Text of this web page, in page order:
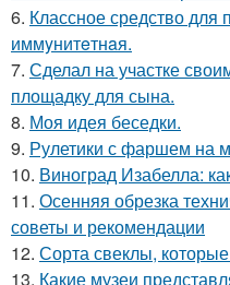
6. Классное средство
иммyнитeтнaя.
7. Сделал на участке
площадку для сына.
8. Моя идея беседки.
9. Рулетики с фаршем на
10. Виноград Изабелла:
11. Осенняя обрезка
советы и рекомендации
12. Сорта свеклы,
13. Какие музеи